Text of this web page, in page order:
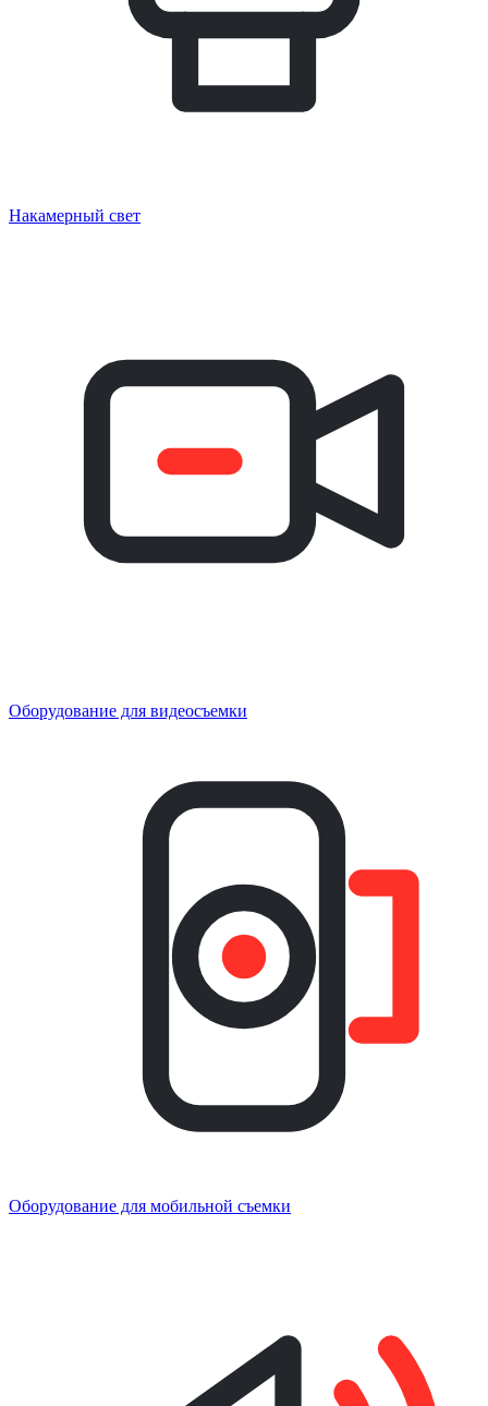
Накамерный свет
Оборудование для видеосъемки
Оборудование для мобильной съемки